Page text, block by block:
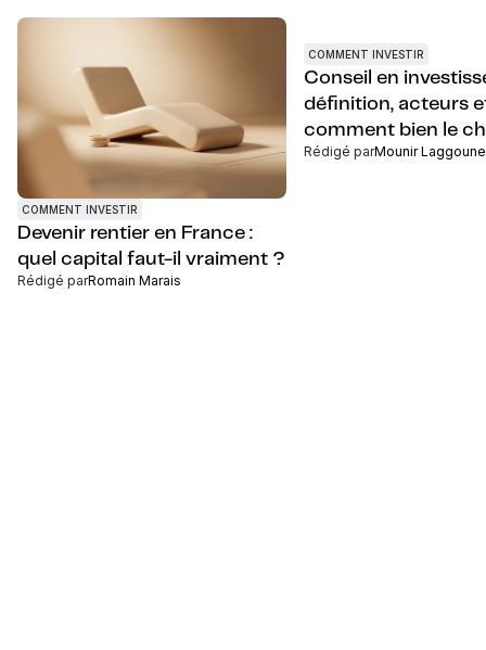
COMMENT INVESTIR
Devenir rentier en France :
quel capital faut-il vraiment ?
Rédigé parRomain Marais
COMMENT INVESTIR
Conseil en
définition, acteurs
comment bien le
Rédigé parMounir Laggoune